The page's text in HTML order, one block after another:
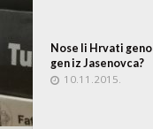
Nose li Hrvati
gen iz Jasenovca?
10.11.2015.